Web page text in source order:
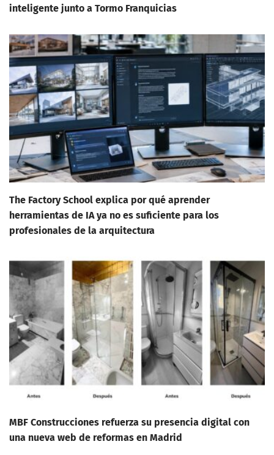
inteligente junto a Tormo Franquicias
The Factory School explica por qué aprender
herramientas de IA ya no es suficiente para los
profesionales de la arquitectura
MBF Construcciones refuerza su presencia digital con
una nueva web de reformas en Madrid